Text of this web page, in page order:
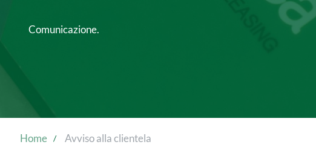
Comunicazione.
Home Avviso alla clientela